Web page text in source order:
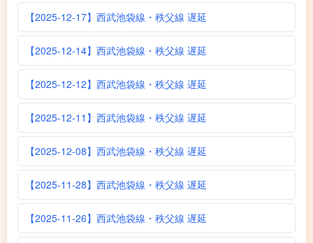
【2025-12-17】西武池袋線・秩父線 遅延
【2025-12-14】西武池袋線・秩父線 遅延
【2025-12-12】西武池袋線・秩父線 遅延
【2025-12-11】西武池袋線・秩父線 遅延
【2025-12-08】西武池袋線・秩父線 遅延
【2025-11-28】西武池袋線・秩父線 遅延
【2025-11-26】西武池袋線・秩父線 遅延